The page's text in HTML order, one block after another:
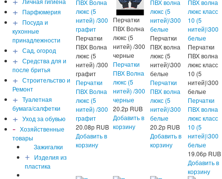
+ Парфюмерия
+ Посуда и
кухонные
принадлежности
+ Сад, огород
+ Средства для и
после бритья
+ Строительство и
Ремонт
+ Туалетная
бумага/салфетки
+ Уход за обувью
- Хозяйственные
товары
Зажигалки
+ Изделия из
пластика
Перчатки
ПВХ Волна
люкс (5
нитей) /300
графит
Перчатки
ПВХ Волна
люкс (5
нитей) /300
графит
20.08р RUB
Добавить в
корзину
Перчатки
ПВХ Волна
люкс (5
нитей) /300
черные
Перчатки
ПВХ Волна
люкс (5
нитей) /300
черные
20.2р RUB
Добавить в
корзину
Перчатки
ПВХ волна
люкс (5
нитей)\300
белые
Перчатки
ПВХ волна
люкс (5
нитей)\300
белые
20.2р RUB
Добавить в
корзину
Перчатки
ПВХ волна
люкс класс
10 (5
нитей)\300
белые
Перчатки
ПВХ волна
люкс класс
10 (5
нитей)\300
белые
19.06р RUB
Добавить в
корзину